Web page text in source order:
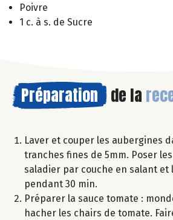
Poivre
1 c. à s. de Sucre
Préparation de la
Laver et couper les aubergines
tranches fines de 5mm. Poser
saladier par couche en salant et
pendant 30 min.
Préparer la sauce tomate :
hacher les chairs de tomate.